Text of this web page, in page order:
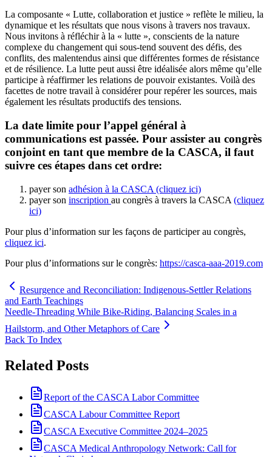
La composante « Lutte, collaboration et justice » reflète le milieu, la
dynamique et les résultats que nous visons à travers nos travaux.
Nous invitons à réfléchir à la « lutte », conscients de la nature
complexe du changement qui sous-tend souvent des défis, des
conflits, des malentendus ainsi que différentes formes de résistance
et de résilience. La lutte peut aussi être idéalisée alors même qu’elle
participe à réaffirmer les relations de pouvoir existantes. Voilà des
facettes de notre travail à considérer pour repérer les sources, mais
également les résultats productifs des tensions.
La date limite pour l’appel général à
communications est passée. Pour assister au congrès
conjoint en tant que membre de la CASCA, il faut
suivre ces étapes dans cet ordre:
payer son adhésion à la CASCA (cliquez ici)
payer son inscription au congrès à travers la CASCA (cliquez
ici)
Pour plus d’information sur les façons de participer au congrès,
cliquez ici.
Pour plus d’informations sur le congrès: https://casca-aaa-2019.com
Resurgence and Reconciliation: Indigenous-Settler Relations
and Earth Teachings
Needle-Threading While Bike-Riding, Balancing Scales in a
Hailstorm, and Other Metaphors of Care
Back To Index
Related Posts
Report of the CASCA Labor Committee
CASCA Labour Committee Report
CASCA Executive Committee 2024–2025
CASCA Medical Anthropology Network: Call for